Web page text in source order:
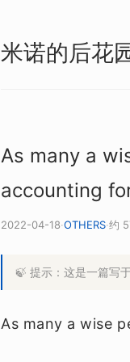
米诺的后花
As many a
accounting
2022-04-18·OTHERS·约
🍃 提示：这是一篇写
As many a wise